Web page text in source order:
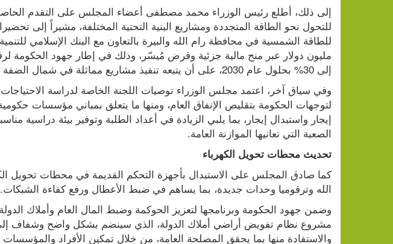
إلى 30% بحلول عام 2030، على أن يتبعه تنفيذ مشاريع مماثلة في شمال الضفة الغربية وجنوبها.
الصعبة التي تعانيها الموازنة العامة.
تحديث محطات تحويل الكهرباء
الله وترقوميا وحدات جديدة، بما يساهم في ضبط الأعطال ورفع كفاءة الشبكات.